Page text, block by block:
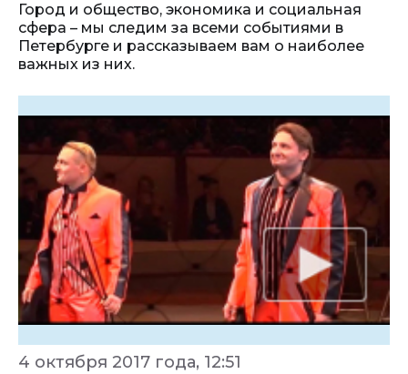
Город и общество, экономика и социальная
сфера – мы следим за всеми событиями в
Петербурге и рассказываем вам о наиболее
важных из них.
4 октября 2017 года, 12:51